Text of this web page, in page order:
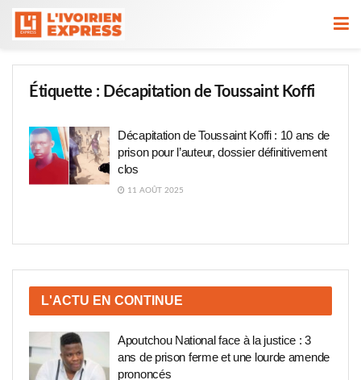
Étiquette : Décapitation de Toussaint Koffi
Décapitation de Toussaint Koffi : 10 ans de
prison pour l’auteur, dossier définitivement
clos
11 AOÛT 2025
L'ACTU EN CONTINUE
Apoutchou National face à la justice : 3
ans de prison ferme et une lourde amende
prononcés